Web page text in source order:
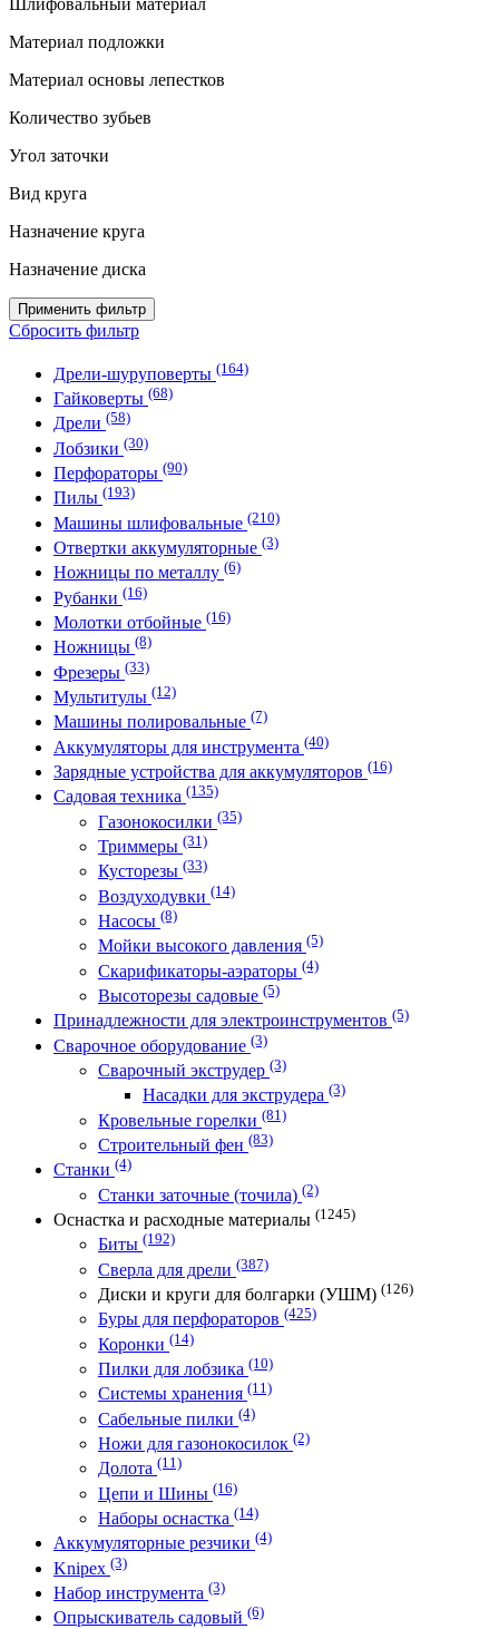
Шлифовальный материал
Материал подложки
Материал основы лепестков
Количество зубьев
Угол заточки
Вид круга
Назначение круга
Назначение диска
Применить фильтр
Сбросить фильтр
Дрели-шуруповерты (164)
Гайковерты (68)
Дрели (58)
Лобзики (30)
Перфораторы (90)
Пилы (193)
Машины шлифовальные (210)
Отвертки аккумуляторные (3)
Ножницы по металлу (6)
Рубанки (16)
Молотки отбойные (16)
Ножницы (8)
Фрезеры (33)
Мультитулы (12)
Машины полировальные (7)
Аккумуляторы для инструмента (40)
Зарядные устройства для аккумуляторов (16)
Садовая техника (135)
Газонокосилки (35)
Триммеры (31)
Кусторезы (33)
Воздуходувки (14)
Насосы (8)
Мойки высокого давления (5)
Скарификаторы-аэраторы (4)
Высоторезы садовые (5)
Принадлежности для электроинструментов (5)
Сварочное оборудование (3)
Сварочный экструдер (3)
Насадки для экструдера (3)
Кровельные горелки (81)
Строительный фен (83)
Станки (4)
Станки заточные (точила) (2)
Оснастка и расходные материалы (1245)
Биты (192)
Сверла для дрели (387)
Диски и круги для болгарки (УШМ) (126)
Буры для перфораторов (425)
Коронки (14)
Пилки для лобзика (10)
Системы хранения (11)
Сабельные пилки (4)
Ножи для газонокосилок (2)
Долота (11)
Цепи и Шины (16)
Наборы оснастка (14)
Аккумуляторные резчики (4)
Knipex (3)
Набор инструмента (3)
Опрыскиватель садовый (6)